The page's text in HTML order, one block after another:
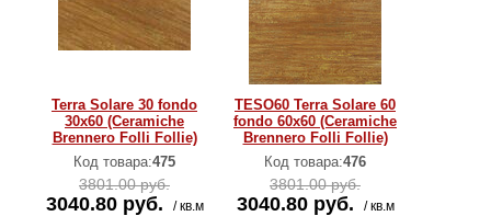
Terra Solare 30 fondo
30x60 (Ceramiche
Brennero Folli Follie)
Код товара:475
3801.00 руб.
3040.80 руб. / кв.м
TESO60 Terra Solare 60
fondo 60x60 (Ceramiche
Brennero Folli Follie)
Код товара:476
3801.00 руб.
3040.80 руб. / кв.м